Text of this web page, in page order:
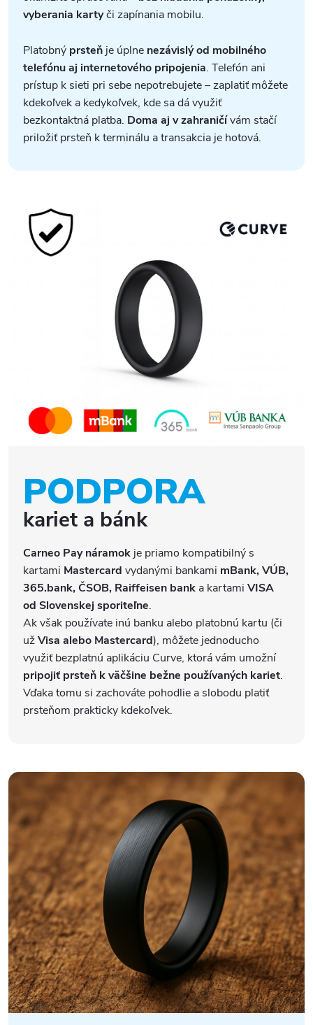
vyberania kartyči zapínania mobilu.
Platobný prsteň je úplne nezávislý od mobilného
telefónu aj internetového pripojenia. Telefón ani
prístup k sieti pri sebe nepotrebujete – zaplatiť môžete
kdekoľvek a kedykoľvek, kde sa dá využiť
bezkontaktná platba. Doma aj v zahraničívám stačí
priložiť prsteň k terminálu a transakcia je hotová.
PODPORA
kariet a bánk
Carneo Pay náramok je priamo kompatibilný s
kartami Mastercardvydanými bankami mBank, VÚB,
365.bank, ČSOB, Raiffeisen bank a kartami VISA
od Slovenskej sporiteľne.
Ak však používate inú banku alebo platobnú kartu (či
užVisa alebo Mastercard), môžete jednoducho
využiť bezplatnú aplikáciu Curve, ktorá vám umožní
pripojiť prsteň k väčšine bežne používaných kariet.
Vďaka tomu si zachováte pohodlie a slobodu platiť
prsteňom prakticky kdekoľvek.